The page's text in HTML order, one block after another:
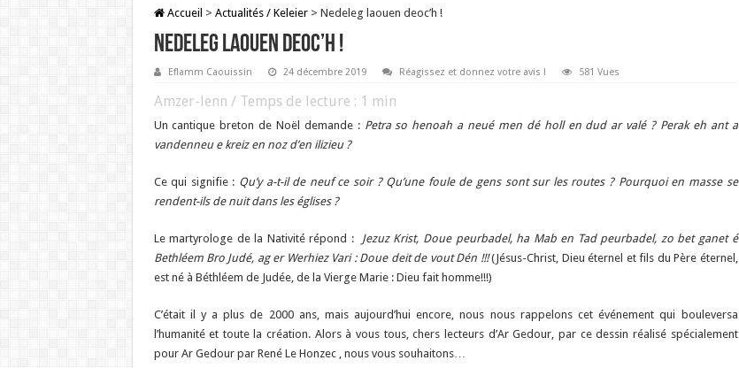
Accueil > Actualités / Keleier > Nedeleg laouen deoc’h !
Nedeleg laouen deoc’h !
Eflamm Caouissin 24 décembre 2019 Réagissez et donnez votre avis ! 581 Vues
Amzer-lenn / Temps de lecture : 1 min
Un cantique breton de Noël demande : Petra so henoah a neué men dé holl en dud ar valé ? Perak eh ant a
vandenneu e kreiz en noz d’en ilizieu ?
Ce qui signifie : Qu’y a-t-il de neuf ce soir ? Qu’une foule de gens sont sur les routes ? Pourquoi en masse se
rendent-ils de nuit dans les églises ?
Le martyrologe de la Nativité répond : Jezuz Krist, Doue peurbadel, ha Mab en Tad peurbadel, zo bet ganet é
Bethléem Bro Judé, ag er Werhiez Vari : Doue deit de vout Dén !!!(Jésus-Christ, Dieu éternel et fils du Père éternel,
est né à Béthléem de Judée, de la Vierge Marie : Dieu fait homme!!!)
C’était il y a plus de 2000 ans, mais aujourd’hui encore, nous nous rappelons cet événement qui bouleversa
l’humanité et toute la création. Alors à vous tous, chers lecteurs d’Ar Gedour, par ce dessin réalisé spécialement
pour Ar Gedour par René Le Honzec , nous vous souhaitons…